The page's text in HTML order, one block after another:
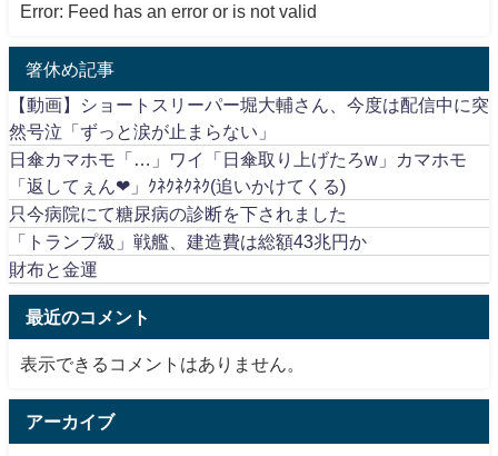
Error: Feed has an error or is not valid
箸休め記事
【動画】ショートスリーパー堀大輔さん、今度は配信中に突
然号泣「ずっと涙が止まらない」
日傘カマホモ「…」ワイ「日傘取り上げたろw」カマホモ
「返してぇん❤」ｸﾈｸﾈｸﾈｸ(追いかけてくる)
只今病院にて糖尿病の診断を下されました
「トランプ級」戦艦、建造費は総額43兆円か
財布と金運
最近のコメント
表示できるコメントはありません。
アーカイブ